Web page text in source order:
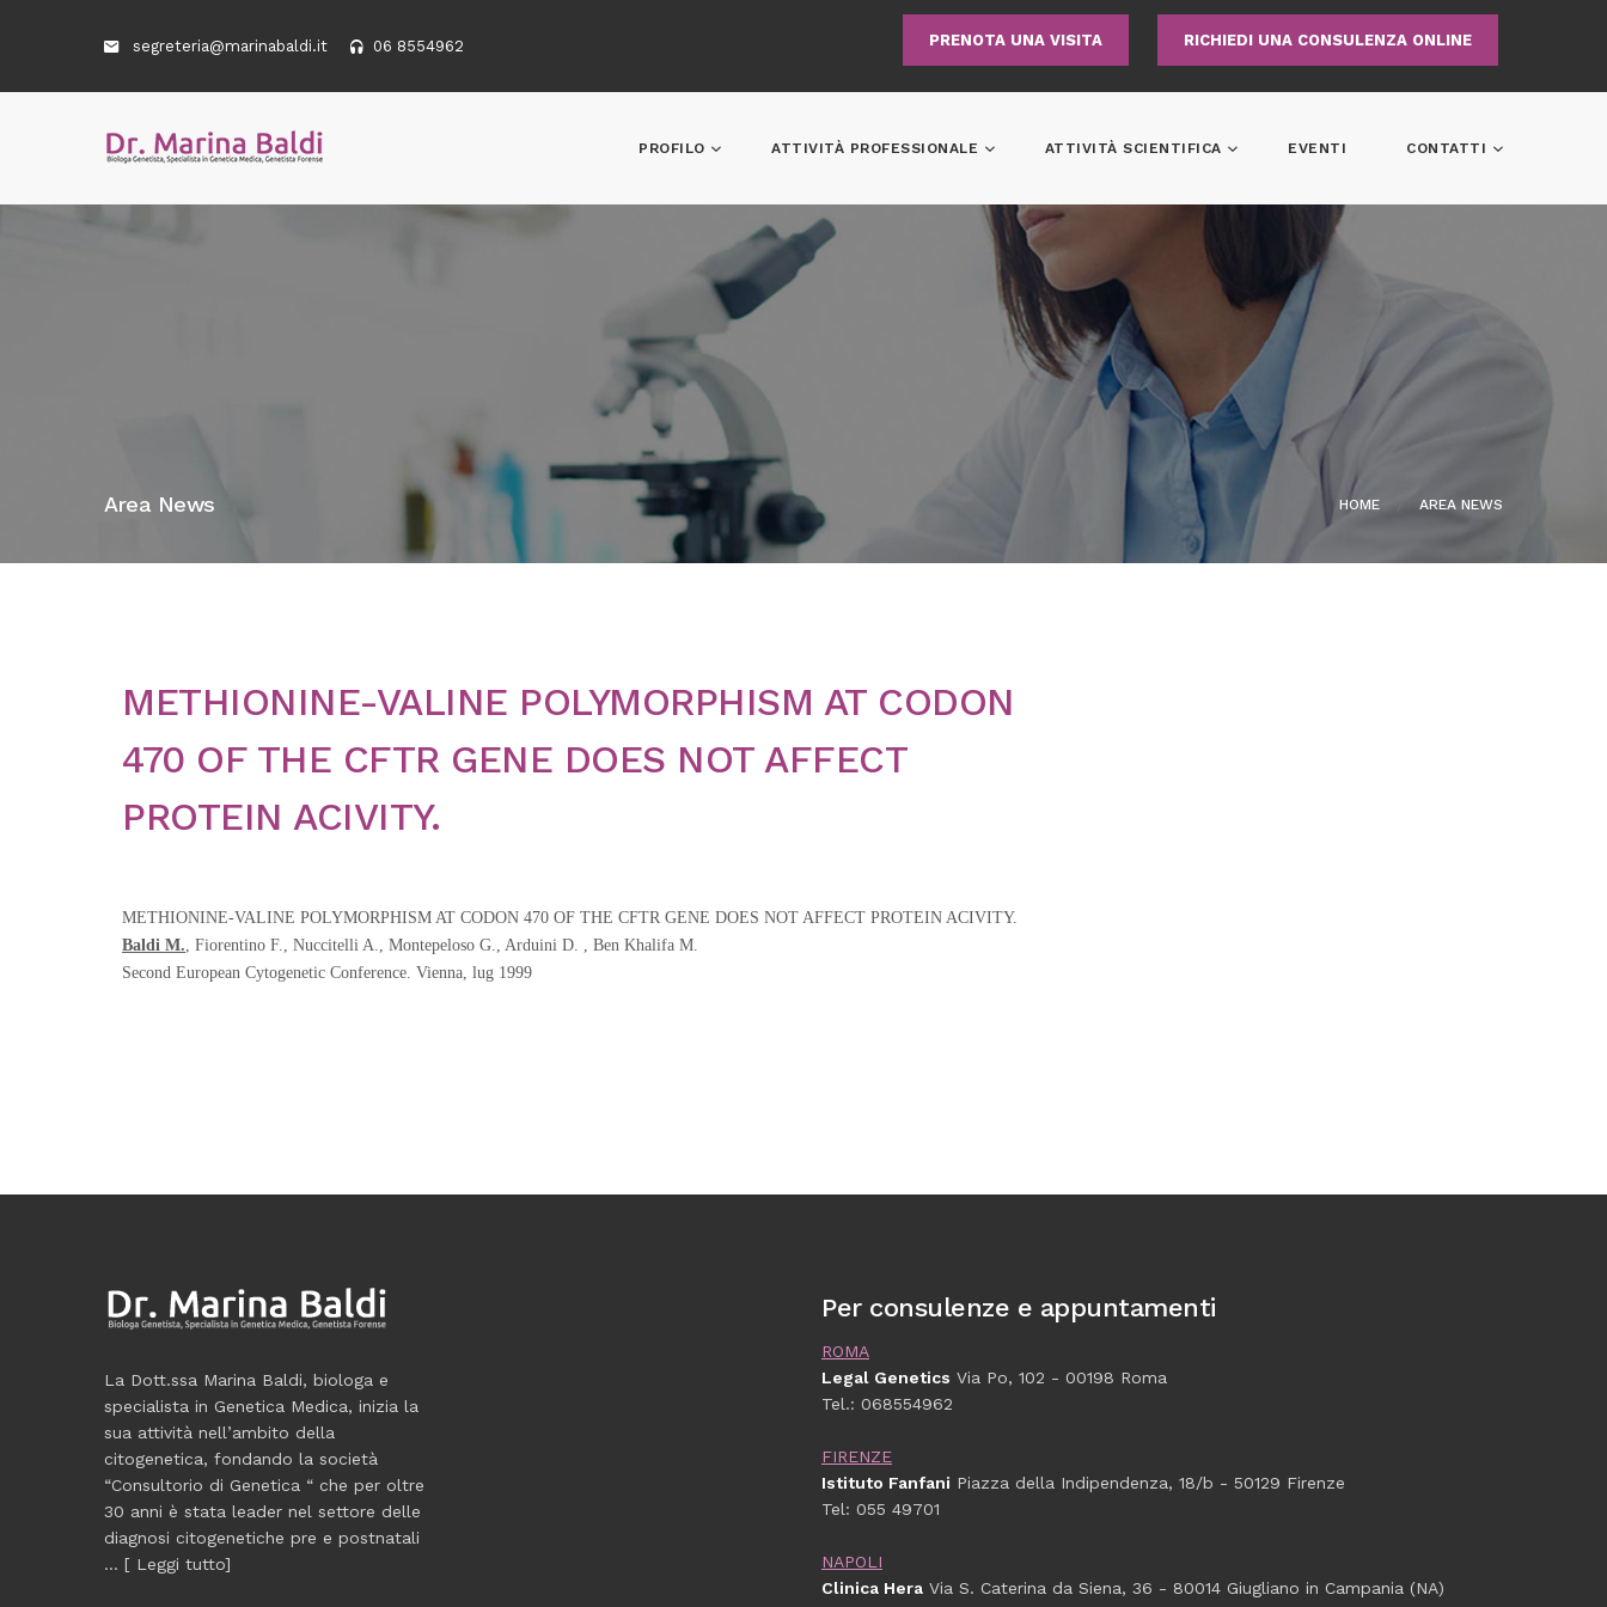
segreteria@marinabaldi.it 06 8554962 PRENOTA UNA VISITA RICHIEDI UNA CONSULENZA ONLINE
PROFILO ATTIVITÀ PROFESSIONALE ATTIVITÀ SCIENTIFICA EVENTI CONTATTI
Area News HOME AREA NEWS
METHIONINE-VALINE POLYMORPHISM AT CODON
470 OF THE CFTR GENE DOES NOT AFFECT
PROTEIN ACIVITY.
METHIONINE-VALINE POLYMORPHISM AT CODON 470 OF THE CFTR GENE DOES NOT AFFECT PROTEIN ACIVITY.
Baldi M., Fiorentino F., Nuccitelli A., Montepeloso G., Arduini D. , Ben Khalifa M.
Second European Cytogenetic Conference. Vienna, lug 1999
La Dott.ssa Marina Baldi, biologa e
specialista in Genetica Medica, inizia la
sua attività nell’ambito della
citogenetica, fondando la società
“Consultorio di Genetica “ che per oltre
30 anni è stata leader nel settore delle
diagnosi citogenetiche pre e postnatali
... [ Leggi tutto]
Per consulenze e appuntamenti
ROMA
Legal Genetics Via Po, 102 - 00198 Roma
Tel.: 068554962
FIRENZE
Istituto Fanfani Piazza della Indipendenza, 18/b - 50129 Firenze
Tel: 055 49701
NAPOLI
Clinica Hera Via S. Caterina da Siena, 36 - 80014 Giugliano in Campania (NA)